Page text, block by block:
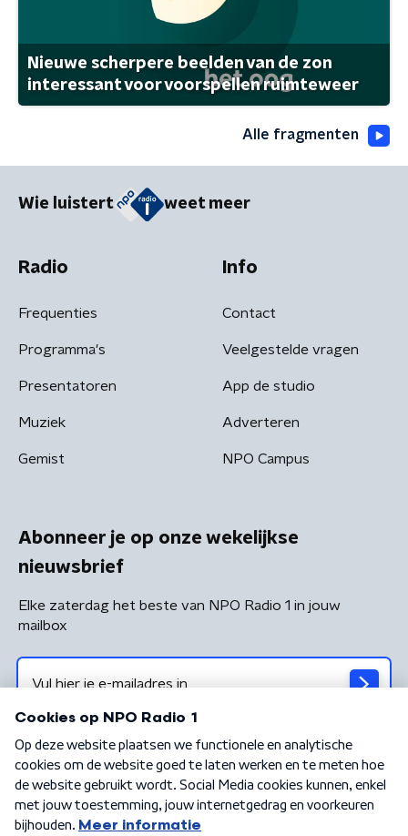
Nieuwe scherpere beelden van de zon
interessant voor voorspellen ruimteweer
Alle fragmenten
Wie luistert weet meer
Radio
Frequenties
Programma's
Presentatoren
Muziek
Gemist
Info
Contact
Veelgestelde vragen
App de studio
Adverteren
NPO Campus
Abonneer je op onze wekelijkse
nieuwsbrief
Elke zaterdag het beste van NPO Radio 1 in jouw
mailbox
Algemene voorwaarden